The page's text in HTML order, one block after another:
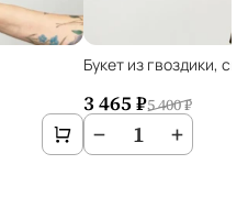
Букет из гвоздики,
3 465 ₽5 400 ₽
− 1 +